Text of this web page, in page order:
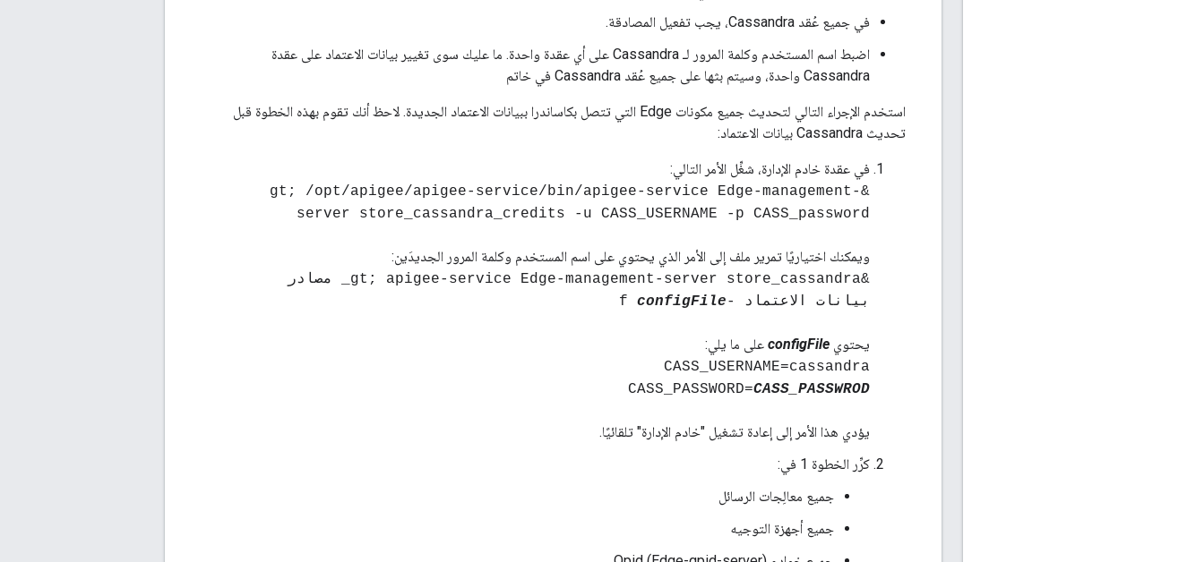
في جميع عُقد Cassandra، يجب تفعيل المصادقة.
اضبط اسم المستخدم وكلمة المرور لـ Cassandra على أي عقدة واحدة. ما عليك سوى تغيير بيانات الاعتماد على عقدة
Cassandra واحدة، وسيتم بثها على جميع عُقد Cassandra في خاتم
استخدم الإجراء التالي لتحديث جميع مكونات Edge التي تتصل بكاساندرا ببيانات الاعتماد الجديدة. لاحظ أنك تقوم بهذه الخطوة قبل
تحديث Cassandra بيانات الاعتماد:
في عقدة خادم الإدارة، شغِّل الأمر التالي:
&gt; /opt/apigee/apigee-service/bin/apigee-service Edge-management-
server store_cassandra_credits -u CASS_USERNAME -p CASS_password
ويمكنك اختياريًا تمرير ملف إلى الأمر الذي يحتوي على اسم المستخدم وكلمة المرور الجديدَين:
&gt; apigee-service Edge-management-server store_cassandra_ مصادر
بيانات الاعتماد -fconfigFile
يحتوي configFile على ما يلي:
CASS_USERNAME=cassandra
CASS_PASSWORD=CASS_PASSWROD
يؤدي هذا الأمر إلى إعادة تشغيل "خادم الإدارة" تلقائيًا.
كرِّر الخطوة 1 في:
جميع معالِجات الرسائل
جميع أجهزة التوجيه